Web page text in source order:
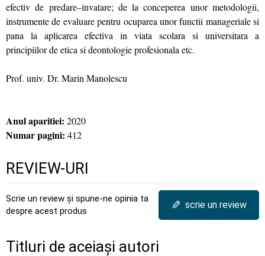
efectiv de predare–invatare; de la conceperea unor metodologii,
instrumente de evaluare pentru ocuparea unor functii manageriale si
pana la aplicarea efectiva in viata scolara si universitara a
principiilor de etica si deontologie profesionala etc.
Prof. univ. Dr. Marin Manolescu
Anul aparitiei: 2020
Numar pagini: 412
REVIEW-URI
Scrie un review și spune-ne opinia ta
despre acest produs
✎ scrie un review
Titluri de aceiași autori